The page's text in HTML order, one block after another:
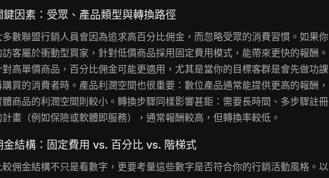
鍵因素：受眾、產品類型與轉換路徑
多數聯盟行銷人員會因為追求高百分比佣金，而忽略受眾的消費習慣。如果你
訪客屬於衝動型買家，針對低價商品採用固定費用模式，能帶來更快的報酬。
對高單價商品，百分比佣金可能更適用，尤其是當你的目標客群是會先做功課
購買的消費者時。產品利潤空間也很重要：數位產品通常能提供更高的報酬，
體商品的利潤空間則較小。轉換步驟同樣影響甚鉅：需要長時間、多步驟註冊
計畫（例如保險或軟體即服務），通常報酬較高，但轉換率較低。
金結構：固定費用 vs. 百分比 vs. 階梯式
較佣金結構不只是看數字，更要考量這些數字是否符合你的行銷活動風格。以